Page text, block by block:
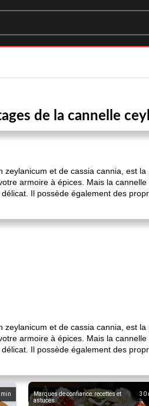
de la cannelle
et de cassia cannia, est la
armoire à épices. Mais la
Il possède également des
et de cassia cannia, est la
armoire à épices. Mais la
Il possède également des
min 30
Marques de confiance: recettes et
astuces